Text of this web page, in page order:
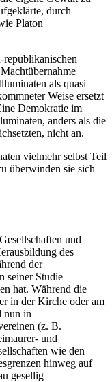
durch
Platon
republikanischen
als quasi
Weise ersetzt
Demokratie im
anders als die
nicht an.
vielmehr selbst Teil
überwinden sie sich
und
des
der
seiner Studie
hat. Während die
in der Kirche oder am
nun in
(z. B.
und
wie den
hinweg auf
gesellig